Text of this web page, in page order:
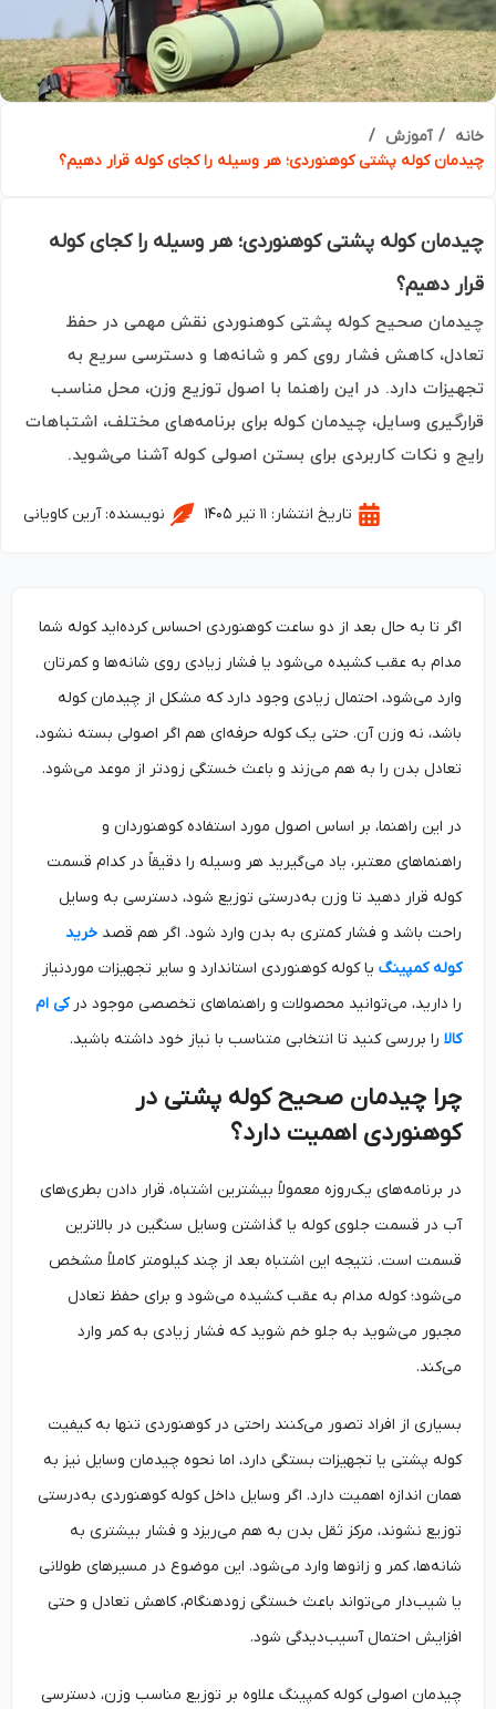
آموزش
کوله پشتی کوهنوردی؛ هر وسیله را کجای کوله قرار دهیم؟
کوله پشتی کوهنوردی؛ هر وسیله را کجای کوله
دهیم؟
صحیح کوله پشتی کوهنوردی نقش مهمی در حفظ
کاهش فشار روی کمر و شانه‌ها و دسترسی سریع به
دارد. در این راهنما با اصول توزیع وزن، محل مناسب
وسایل، چیدمان کوله برای برنامه‌های مختلف، اشتباهات
و نکات کاربردی برای بستن اصولی کوله آشنا می‌شوید.
تاریخ انتشار: ۱۱ تیر ۱۴۰۵ نویسنده:آرین کاویانی
اگر تا به حال بعد از دو ساعت کوهنوردی احساس کرده‌اید کوله شما
مدام به عقب کشیده می‌شود یا فشار زیادی روی شانه‌ها و کمرتان
وارد می‌شود، احتمال زیادی وجود دارد که مشکل از چیدمان کوله
باشد، نه وزن آن. حتی یک کوله حرفه‌ای هم اگر اصولی بسته نشود،
تعادل بدن را به هم می‌زند و باعث خستگی زودتر از موعد می‌شود.
در این راهنما، بر اساس اصول مورد استفاده کوهنوردان و
راهنماهای معتبر، یاد می‌گیرید هر وسیله را دقیقاً در کدام قسمت
کوله قرار دهید تا وزن به‌درستی توزیع شود، دسترسی به وسایل
راحت باشد و فشار کمتری به بدن وارد شود. اگر هم قصد خرید
کوله کمپینگیا کوله کوهنوردی استاندارد و سایر تجهیزات موردنیاز
را دارید، می‌توانید محصولات و راهنماهای تخصصی موجود درکی ام
را بررسی کنید تا انتخابی متناسب با نیاز خود داشته باشید.
چرا چیدمان صحیح کوله پشتی در
کوهنوردی اهمیت دارد؟
در برنامه‌های یک‌روزه معمولاً بیشترین اشتباه، قرار دادن بطری‌های
آب در قسمت جلوی کوله یا گذاشتن وسایل سنگین در بالاترین
قسمت است. نتیجه این اشتباه بعد از چند کیلومتر کاملاً مشخص
می‌شود؛ کوله مدام به عقب کشیده می‌شود و برای حفظ تعادل
مجبور می‌شوید به جلو خم شوید که فشار زیادی به کمر وارد
می‌کند.
بسیاری از افراد تصور می‌کنند راحتی در کوهنوردی تنها به کیفیت
کوله پشتی یا تجهیزات بستگی دارد، اما نحوه چیدمان وسایل نیز به
همان اندازه اهمیت دارد. اگر وسایل داخل کوله کوهنوردی به‌درستی
توزیع نشوند، مرکز ثقل بدن به هم می‌ریزد و فشار بیشتری به
شانه‌ها، کمر و زانوها وارد می‌شود. این موضوع در مسیرهای طولانی
یا شیب‌دار می‌تواند باعث خستگی زودهنگام، کاهش تعادل و حتی
افزایش احتمال آسیب‌دیدگی شود.
چیدمان اصولی کوله کمپینگ علاوه بر توزیع مناسب وزن، دسترسی